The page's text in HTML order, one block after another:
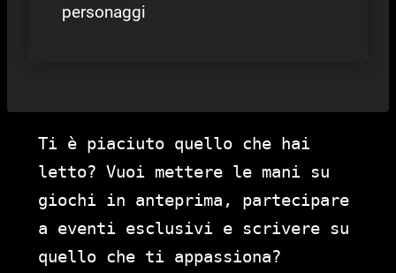
personaggi
Ti è piaciuto quello che hai
letto? Vuoi mettere le mani su
giochi in anteprima, partecipare
a eventi esclusivi e scrivere su
quello che ti appassiona?